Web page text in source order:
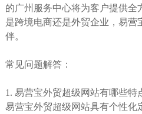
的广州服务中心将为客户提供全
是跨境电商还是外贸企业，易营
伴。
常见问题解答：
1. 易营宝外贸超级网站有哪些特
易营宝外贸超级网站具有个性化